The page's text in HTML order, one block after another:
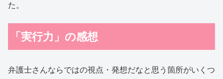
た。
「実行力」の感想
弁護士さんならではの視点・発想だなと思う箇所がいくつ